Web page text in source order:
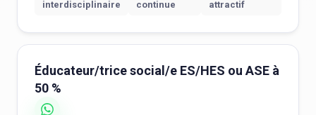
interdisciplinaire
continue
attractif
Éducateur/trice social/e ES/HES ou ASE à
50 %